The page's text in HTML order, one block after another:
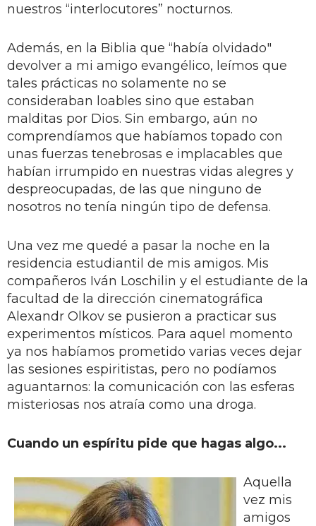
nuestros “interlocutores” nocturnos.
Además, en la Biblia que “había olvidado"
devolver a mi amigo evangélico, leímos que
tales prácticas no solamente no se
consideraban loables sino que estaban
malditas por Dios. Sin embargo, aún no
comprendíamos que habíamos topado con
unas fuerzas tenebrosas e implacables que
habían irrumpido en nuestras vidas alegres y
despreocupadas, de las que ninguno de
nosotros no tenía ningún tipo de defensa.
Una vez me quedé a pasar la noche en la
residencia estudiantil de mis amigos. Mis
compañeros Iván Loschilin y el estudiante de la
facultad de la dirección cinematográfica
Alexandr Olkov se pusieron a practicar sus
experimentos místicos. Para aquel momento
ya nos habíamos prometido varias veces dejar
las sesiones espiritistas, pero no podíamos
aguantarnos: la comunicación con las esferas
misteriosas nos atraía como una droga.
Cuando un espíritu pide que hagas algo...
Aquella
vez mis
amigos